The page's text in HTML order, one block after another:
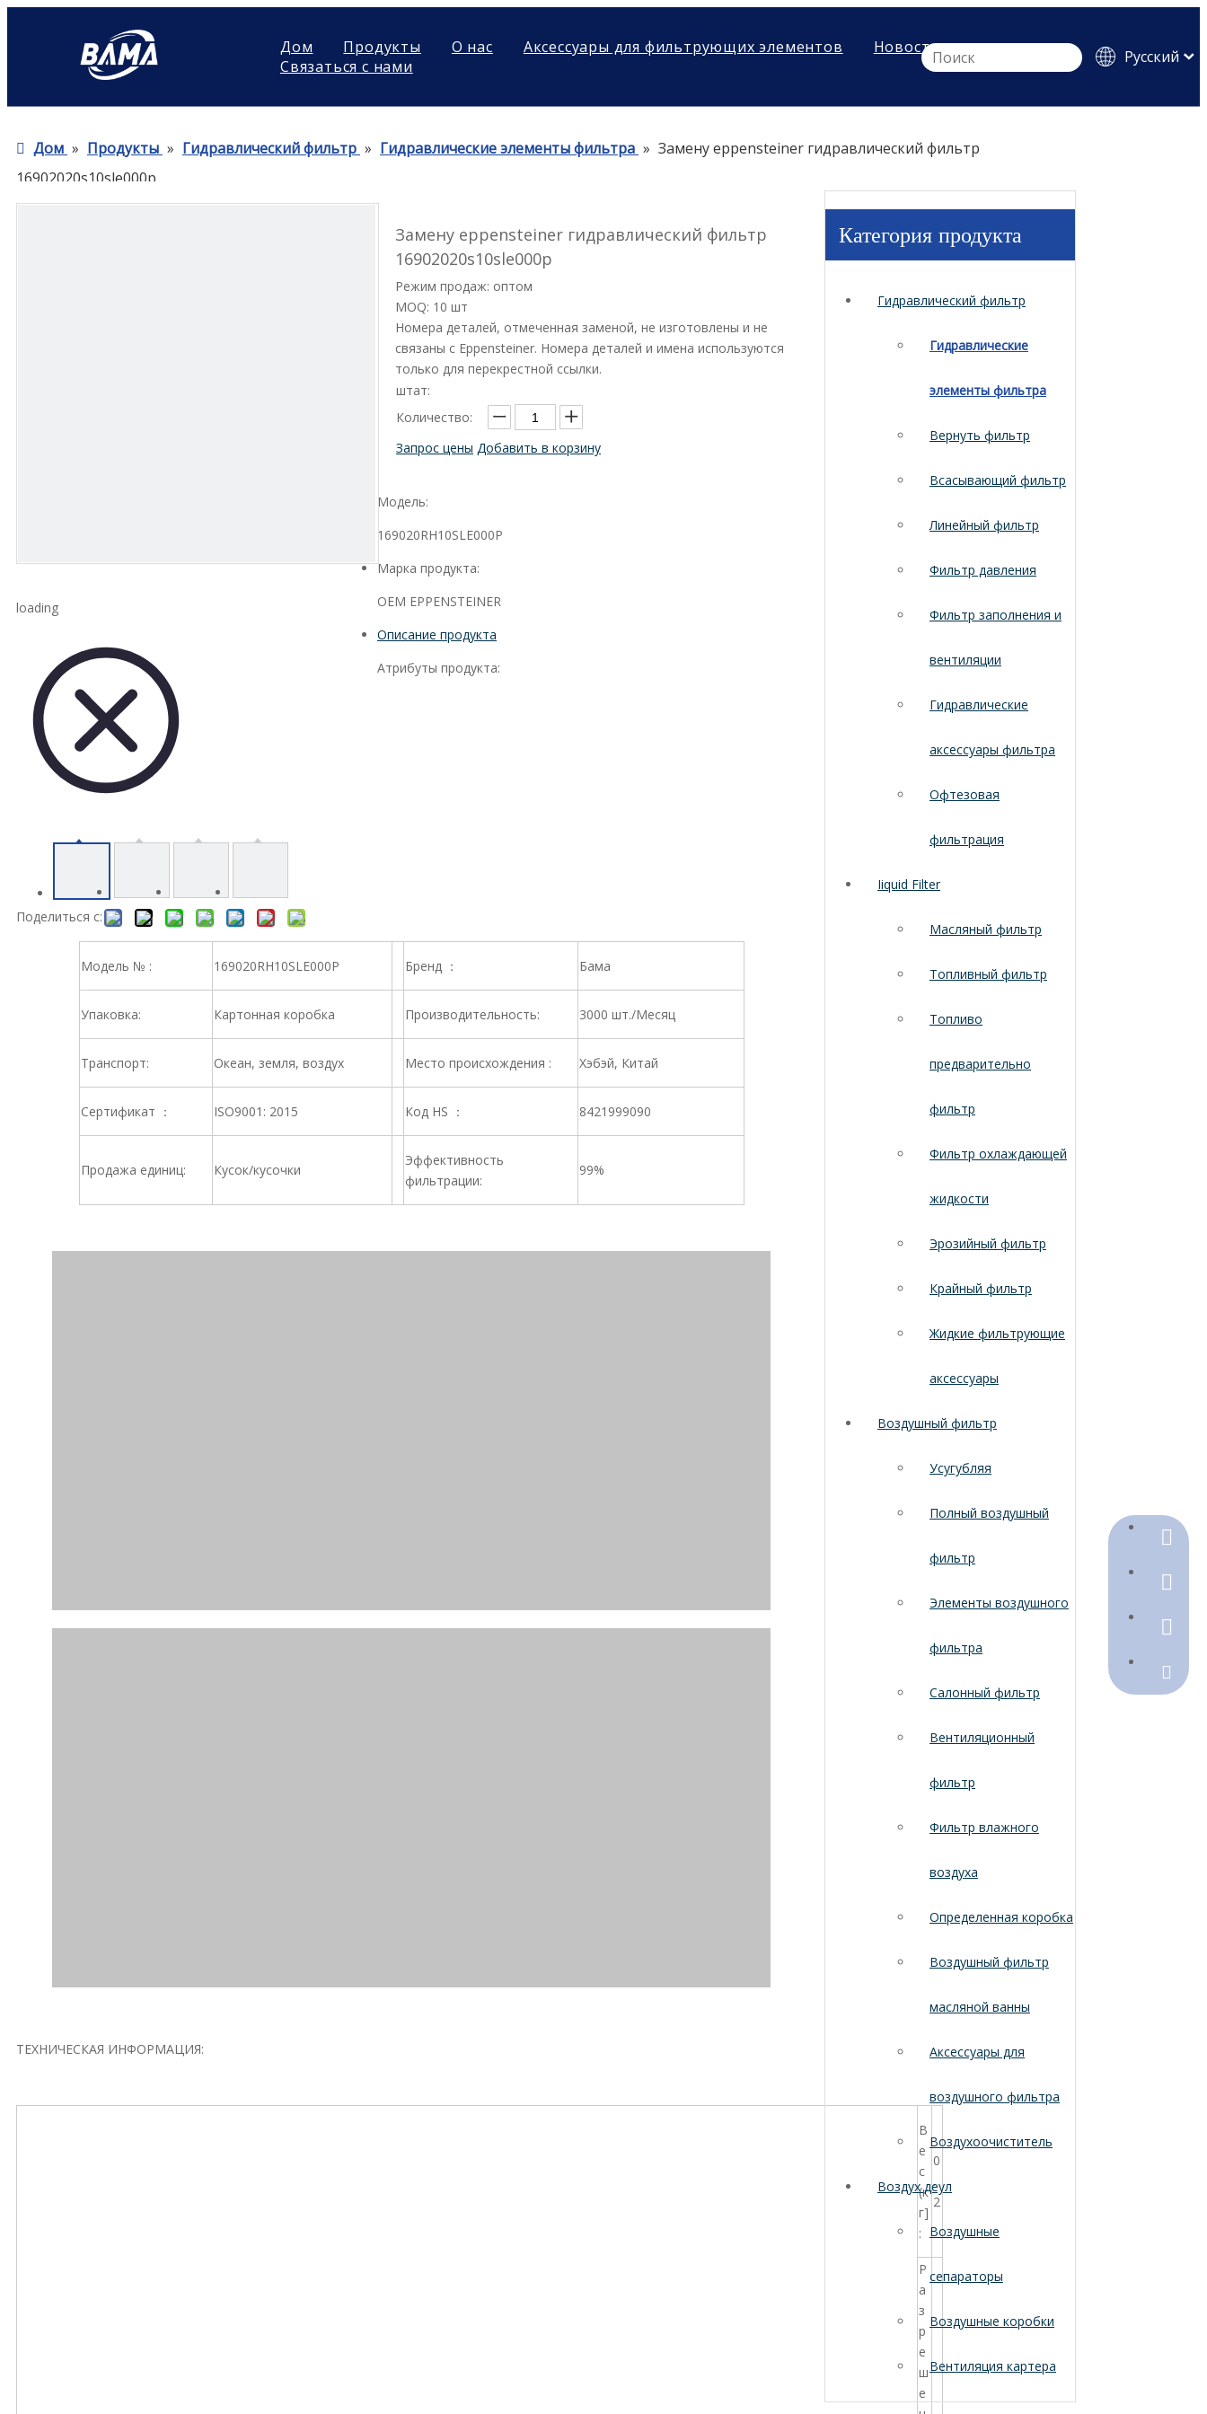
Дом Продукты О нас Аксессуары для фильтрующих элементов
Новости
Связаться с нами
Pусский
Дом » Продукты » Гидравлический фильтр » Гидравлические элементы фильтра » Замену eppensteiner гидравлический фильтр
16902020s10sle000p
loading
Поделиться с:
Замену eppensteiner гидравлический фильтр
16902020s10sle000p
Режим продаж: оптом
MOQ: 10 шт
Номера деталей, отмеченная заменой, не изготовлены и не
связаны с Eppensteiner. Номера деталей и имена используются
только для перекрестной ссылки.
штат:
Количество:
Запрос цены Добавить в корзину
Модель:
169020RH10SLE000P
Марка продукта:
OEM EPPENSTEINER
Описание продукта
Атрибуты продукта:
Модель № : 169020RH10SLE000P Бренд ： Бама
Упаковка: Картонная коробка Производительность: 3000 шт./Месяц
Транспорт: Океан, земля, воздух Место происхождения : Хэбэй, Китай
Сертификат ： ISO9001: 2015 Код HS ： 8421999090
Продажа единиц: Кусок/кусочки
Эффективность
фильтрации:
99%
ТЕХНИЧЕСКАЯ ИНФОРМАЦИЯ:
В
е
с
(к
г]
:
0
.
2
Р
а
з
р
е
ш
е
Категория продукта
Гидравлический фильтр
Гидравлические
элементы фильтра
Вернуть фильтр
Всасывающий фильтр
Линейный фильтр
Фильтр давления
Фильтр заполнения и
вентиляции
Гидравлические
аксессуары фильтра
Офтезовая
фильтрация
Iiquid Filter
Масляный фильтр
Топливный фильтр
Топливо
предварительно
фильтр
Фильтр охлаждающей
жидкости
Эрозийный фильтр
Крайный фильтр
Жидкие фильтрующие
аксессуары
Воздушный фильтр
Усугубляя
Полный воздушный
фильтр
Элементы воздушного
фильтра
Салонный фильтр
Вентиляционный
фильтр
Фильтр влажного
воздуха
Определенная коробка
Воздушный фильтр
масляной ванны
Аксессуары для
воздушного фильтра
Воздухоочиститель
Воздух деул
Воздушные
сепараторы
Воздушные коробки
Вентиляция картера
+86-